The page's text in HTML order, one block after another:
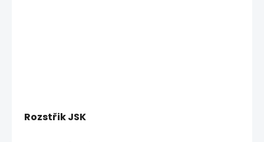
Rozstřik JSK